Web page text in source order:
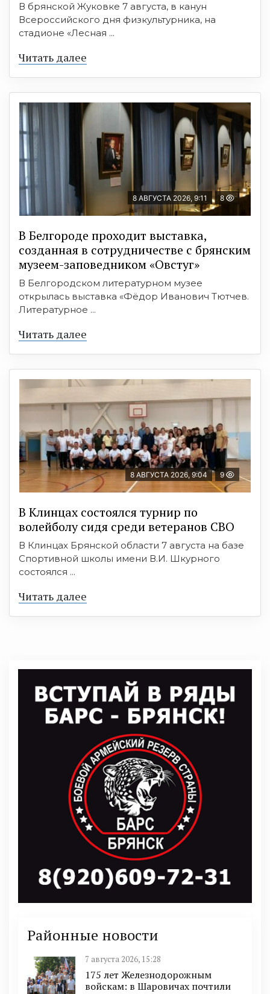
В брянской Жуковке 7 августа, в канун
Всероссийского дня физкультурника, на
стадионе «Лесная ...
Читать далее
8 АВГУСТА 2026, 9:11 8
В Белгороде проходит выставка,
созданная в сотрудничестве с брянским
музеем-заповедником «Овстуг»
В Белгородском литературном музее
открылась выставка «Фёдор Иванович Тютчев.
Литературное ...
Читать далее
8 АВГУСТА 2026, 9:04 9
В Клинцах состоялся турнир по
волейболу сидя среди ветеранов СВО
В Клинцах Брянской области 7 августа на базе
Спортивной школы имени В.И. Шкурного
состоялся ...
Читать далее
Районные новости
7 августа 2026, 15:28
175 лет Железнодорожным
войскам: в Шаровичах почтили